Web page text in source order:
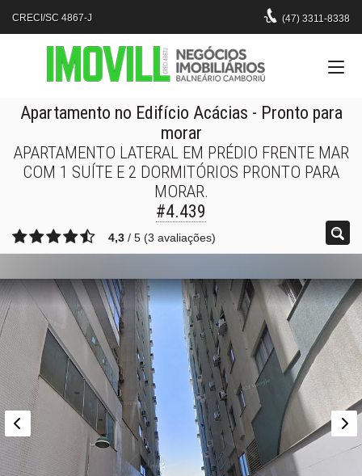
CRECI/SC 4867-J (47) 3311-8338
Apartamento no Edifício Acácias - Pronto para
morar
APARTAMENTO LATERAL EM PRÉDIO FRENTE MAR
COM 1 SUÍTE E 2 DORMITÓRIOS PRONTO PARA
MORAR.
#4.439
4,3 / 5 (3 avaliações)